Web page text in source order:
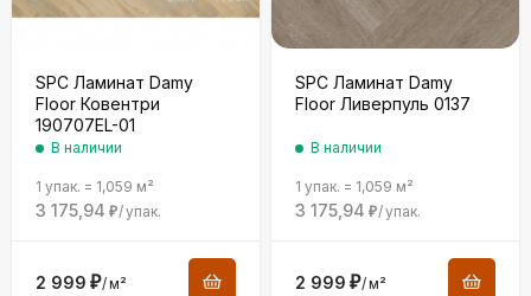
SPC Ламинат Damy
Floor Ковентри
190707EL-01
В наличии
1 упак. = 1,059 м²
3 175,94 ₽/упак.
2 999 ₽/м²
SPC Ламинат Damy
Floor Ливерпуль 0137
В наличии
1 упак. = 1,059 м²
3 175,94 ₽/упак.
2 999 ₽/м²